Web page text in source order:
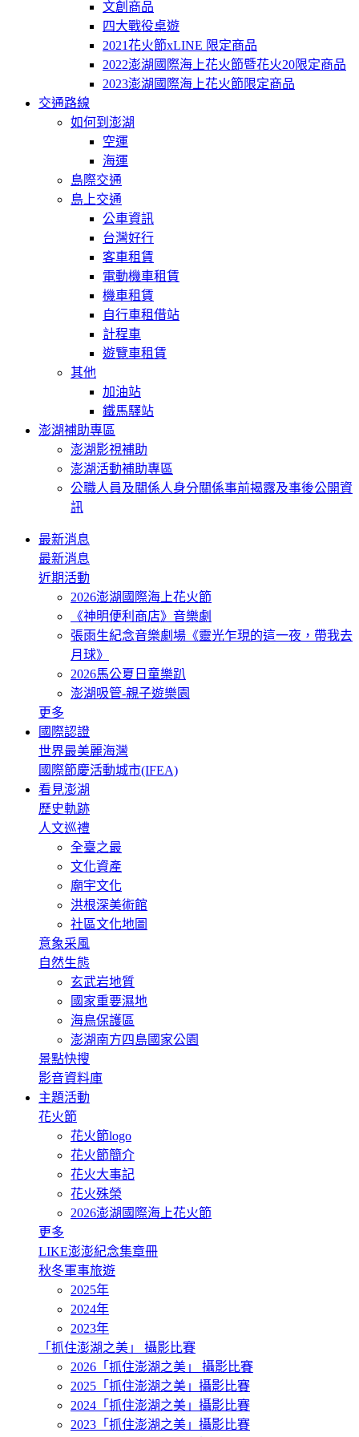
文創商品
四大戰役桌遊
2021花火節xLINE 限定商品
2022澎湖國際海上花火節暨花火20限定商品
2023澎湖國際海上花火節限定商品
交通路線
如何到澎湖
空運
海運
島際交通
島上交通
公車資訊
台灣好行
客車租賃
電動機車租賃
機車租賃
自行車租借站
計程車
遊覽車租賃
其他
加油站
鐵馬驛站
澎湖補助專區
澎湖影視補助
澎湖活動補助專區
公職人員及關係人身分關係事前揭露及事後公開資
訊
最新消息
最新消息
近期活動
2026澎湖國際海上花火節
《神明便利商店》音樂劇
張雨生紀念音樂劇場《靈光乍現的這一夜，帶我去
月球》
2026馬公夏日童樂趴
澎湖吸管-親子遊樂園
更多
國際認證
世界最美麗海灣
國際節慶活動城市(IFEA)
看見澎湖
歷史軌跡
人文巡禮
全臺之最
文化資產
廟宇文化
洪根深美術館
社區文化地圖
意象采風
自然生態
玄武岩地質
國家重要濕地
海鳥保護區
澎湖南方四島國家公園
景點快搜
影音資料庫
主題活動
花火節
花火節logo
花火節簡介
花火大事記
花火殊榮
2026澎湖國際海上花火節
更多
LIKE澎澎紀念集章冊
秋冬軍事旅遊
2025年
2024年
2023年
「抓住澎湖之美」 攝影比賽
2026「抓住澎湖之美」 攝影比賽
2025「抓住澎湖之美」攝影比賽
2024「抓住澎湖之美」攝影比賽
2023「抓住澎湖之美」攝影比賽